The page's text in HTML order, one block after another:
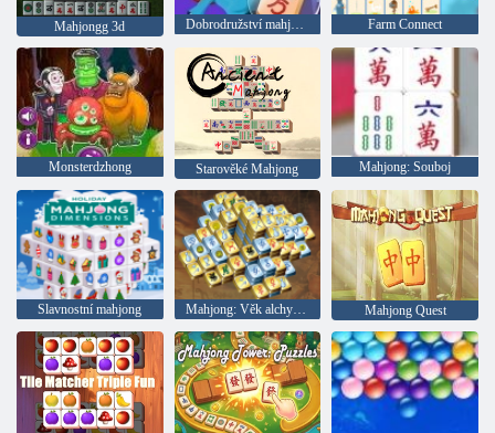
Mahjongg 3d Dobrodružství mahjong Farm Connect
Monsterdzhong Starověké Mahjong Mahjong: Souboj
Slavnostní mahjong Mahjong: Věk alchymie Mahjong Quest